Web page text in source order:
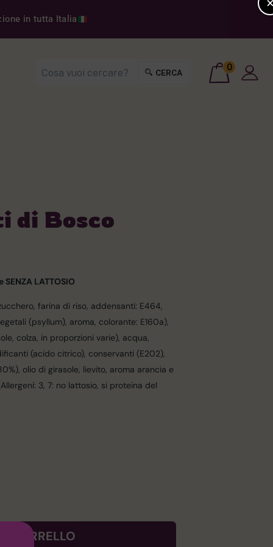
in tutta Italia
CERCA
0
di Bosco
LATTOSIO
farina di riso, addensanti: E464,
(psyllum), aroma, colorante: E160a),
colza, in proporzioni varie), acqua,
(acido citrico), conservanti (E202),
olio di girasole, lievito, aroma arancia e
3, 7: no lattosio, si proteina del
CARRELLO